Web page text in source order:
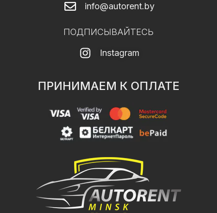
info@autorent.by
ПОДПИСЫВАЙТЕСЬ
Instagram
ПРИНИМАЕМ К ОПЛАТЕ